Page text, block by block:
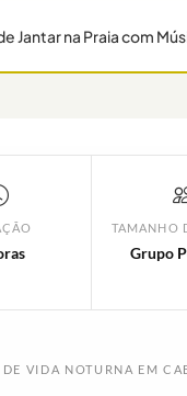
Jantar na Praia com
TAMANHO
Grupo
VIDA NOTURNA EM